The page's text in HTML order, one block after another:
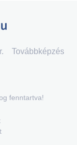
Továbbképzés
fenntartva!